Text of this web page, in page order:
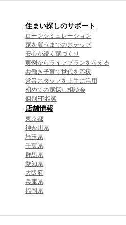
住まい探しのサポート
ローンシミュレーション
家を買うまでのステップ
安心が続く家づくり
実例からライフプランを考える
共働き子育て世代を応援
営業スタッフを上手に活用
初めての家探し相談会
個別FP相談
店舗情報
東京都
神奈川県
埼玉県
千葉県
群馬県
愛知県
大阪府
兵庫県
福岡県